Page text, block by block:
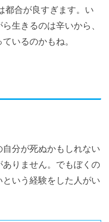
都合が良すぎます。い
生きるのは辛いから、
いるのかもね。
分が死ぬかもしれない
りません。でもぼくの
いう経験をした人がい